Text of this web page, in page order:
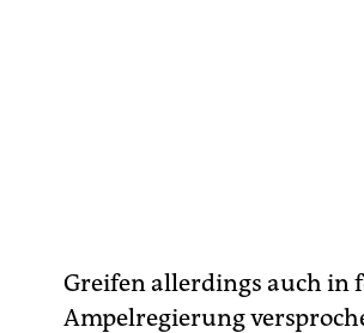
Greifen allerdings auch in
Ampelregierung